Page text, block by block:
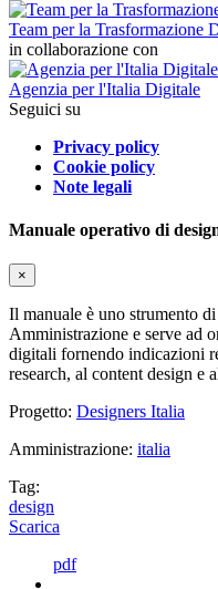
Team per la Trasformazione
in collaborazione con
Agenzia per l'Italia Digitale
Seguici su
Privacy policy
Cookie policy
Note legali
Manuale operativo di
×
Il manuale è uno strumento
Amministrazione e serve ad
digitali fornendo indicazioni
research, al content design e
Progetto: Designers Italia
Amministrazione: italia
Tag:
design
Scarica
pdf